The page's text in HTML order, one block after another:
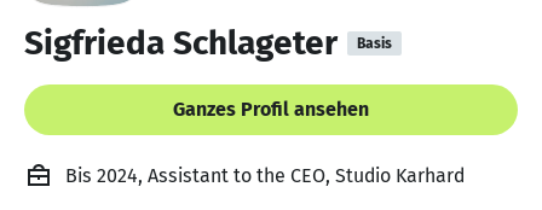
Sigfrieda Schlageter Basis
Ganzes Profil ansehen
Bis 2024, Assistant to the CEO, Studio Karhard